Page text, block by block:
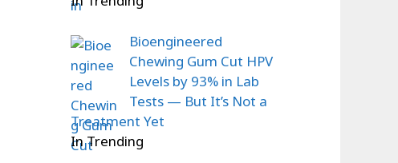
Bioengineered
Chewing Gum Cut HPV
Levels by 93% in Lab
Tests — But It’s Not a
Treatment Yet
In Trending